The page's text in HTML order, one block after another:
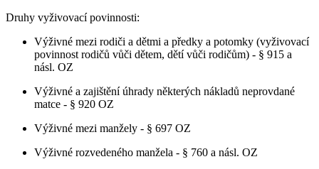
Druhy vyživovací povinnosti:
Výživné mezi rodiči a dětmi a předky a potomky (vyživovací
povinnost rodičů vůči dětem, dětí vůči rodičům) - § 915 a
násl. OZ
Výživné a zajištění úhrady některých nákladů neprovdané
matce - § 920 OZ
Výživné mezi manžely - § 697 OZ
Výživné rozvedeného manžela - § 760 a násl. OZ